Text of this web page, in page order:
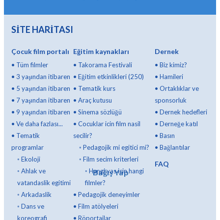
Bağış Yap
SİTE HARİTASI
Çocuk film portalı
• Tüm filmler
• 3 yaşından itibaren
• 5 yaşından itibaren
• 7 yaşından itibaren
• 9 yaşından itibaren
• Ve daha fazlası...
• Tematik
programlar
◦ Ekoloji
◦ Ahlak ve
vatandaslik egitimi
◦ Arkadaslik
◦ Dans ve
koreografi
Eğitim kaynakları
• Takorama Festivali
• Eğitim etkinlikleri (250)
• Tematik kurs
• Araç kutusu
• Sinema sözlüğü
• Cocuklar icin film nasil
secilir?
◦ Pedagojik mi egitici mi?
◦ Film secim kriterleri
◦ Hangi yas icin hangi
filmler?
• Pedagojik deneyimler
• Film atölyeleri
• Röportajlar
Dernek
•Biz kimiz?
•Hamileri
•Ortaklıklar ve
sponsorluk
•Dernek hedefleri
•Derneğe katıl
•Basın
•Bağlantılar
FAQ